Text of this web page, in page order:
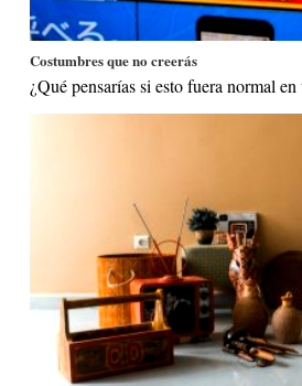
Costumbres que no creerás
¿Qué pensarías si esto fuera normal en